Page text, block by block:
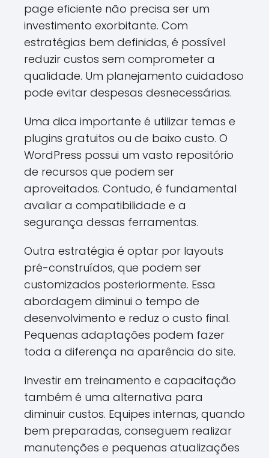
page eficiente não precisa ser um
investimento exorbitante. Com
estratégias bem definidas, é possível
reduzir custos sem comprometer a
qualidade. Um planejamento cuidadoso
pode evitar despesas desnecessárias.
Uma dica importante é utilizar temas e
plugins gratuitos ou de baixo custo. O
WordPress possui um vasto repositório
de recursos que podem ser
aproveitados. Contudo, é fundamental
avaliar a compatibilidade e a
segurança dessas ferramentas.
Outra estratégia é optar por layouts
pré-construídos, que podem ser
customizados posteriormente. Essa
abordagem diminui o tempo de
desenvolvimento e reduz o custo final.
Pequenas adaptações podem fazer
toda a diferença na aparência do site.
Investir em treinamento e capacitação
também é uma alternativa para
diminuir custos. Equipes internas, quando
bem preparadas, conseguem realizar
manutenções e pequenas atualizações